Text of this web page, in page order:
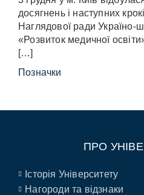
досягнень і наступних
Наглядової ради Україно-
«Розвиток медичної
[…]
Позначки
ПРО
Історія Університету
Нагороди та відзнаки